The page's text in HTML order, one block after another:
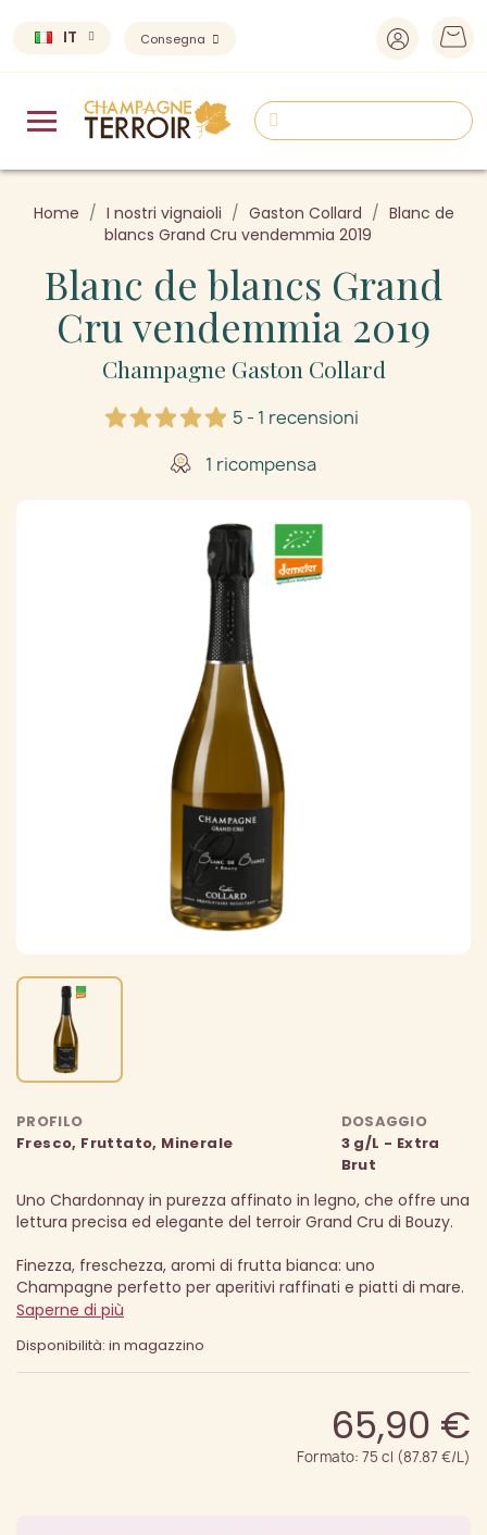
IT Consegna
Home I nostri vignaioli Gaston Collard
Blanc de
blancs Grand Cru vendemmia 2019
Blanc de blancs Grand
Cru vendemmia 2019
Champagne Gaston Collard
5 - 1 recensioni
1 ricompensa
PROFILO
Fresco, Fruttato, Minerale
DOSAGGIO
3 g/L - Extra
Brut
Uno Chardonnay in purezza affinato in legno, che offre una
lettura precisa ed elegante del terroir Grand Cru di Bouzy.
Finezza, freschezza, aromi di frutta bianca: uno
Champagne perfetto per aperitivi raffinati e piatti di mare.
Saperne di più
Disponibilità: in magazzino
65,90 €
Formato: 75 cl (87.87 €/L)